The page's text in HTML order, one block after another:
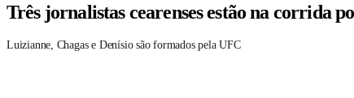
Três jornalistas cearenses estão na corrida
Luizianne, Chagas e Denísio são formados pela UFC